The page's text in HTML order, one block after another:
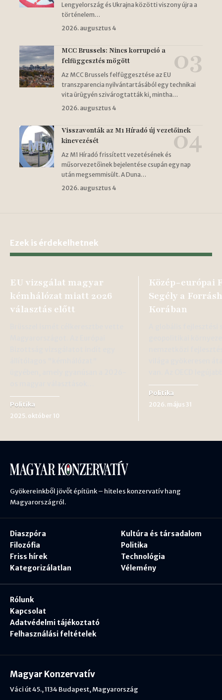
Lengyelország és Ukrajna közötti viszony újra a
történelem…
2026. augusztus 4
MCC Brussels: Nincs korrupció a
felfüggesztés mögött
Az MCC Brussels felfüggesztése az EU
transzparencia nyilvántartásából egy technikai
vita ürügyén szivárogtatták ki, mintha…
2026. augusztus 4
Visszavonták az M1 Híradó új vezetőinek
kinevezését
Az M1 Híradó frissített vezetésének és
műsorvezetőinek bejelentése csupán egy nap
után megsemmisült. A Duna…
2026. augusztus 4
Ezek is érdekelhetnek
EU vizsgálat magyar
kémhálózat miatt 2026
választás előtt
Politika
2025. október 10
Közép-európai
Segély a
Korában
Politika
2026. május 31
Gyökereinkből jövőt építünk – hiteles konzervatív hang
Magyarországról.
Diaszpóra
Filozófia
Friss hírek
Kategorizálatlan
Kultúra és társadalom
Politika
Technológia
Vélemény
Rólunk
Kapcsolat
Adatvédelmi tájékoztató
Felhasználási feltételek
Magyar Konzervatív
Váci út 45., 1134 Budapest, Magyarország